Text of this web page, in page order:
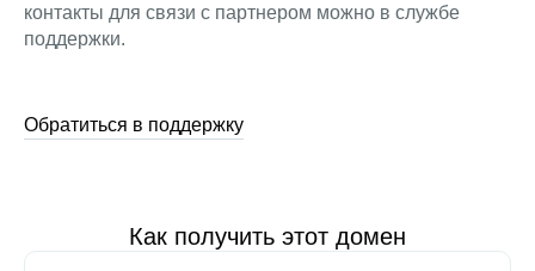
контакты для связи с партнером можно в службе
поддержки.
Обратиться в поддержку
Как получить этот домен